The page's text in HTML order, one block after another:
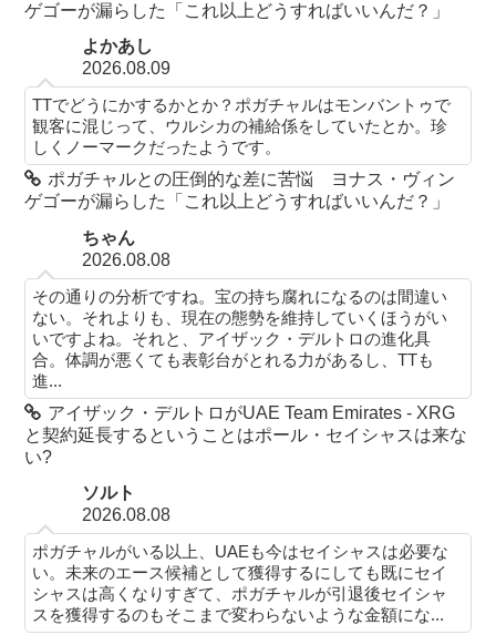
ゲゴーが漏らした「これ以上どうすればいいんだ？」
よかあし
2026.08.09
TTでどうにかするかとか？ポガチャルはモンバントゥで
観客に混じって、ウルシカの補給係をしていたとか。珍
しくノーマークだったようです。
ポガチャルとの圧倒的な差に苦悩 ヨナス・ヴィン
ゲゴーが漏らした「これ以上どうすればいいんだ？」
ちゃん
2026.08.08
その通りの分析ですね。宝の持ち腐れになるのは間違い
ない。それよりも、現在の態勢を維持していくほうがい
いですよね。それと、アイザック・デルトロの進化具
合。体調が悪くても表彰台がとれる力があるし、TTも
進...
アイザック・デルトロがUAE Team Emirates - XRG
と契約延長するということはポール・セイシャスは来な
い?
ソルト
2026.08.08
ポガチャルがいる以上、UAEも今はセイシャスは必要な
い。未来のエース候補として獲得するにしても既にセイ
シャスは高くなりすぎて、ポガチャルが引退後セイシャ
スを獲得するのもそこまで変わらないような金額にな...